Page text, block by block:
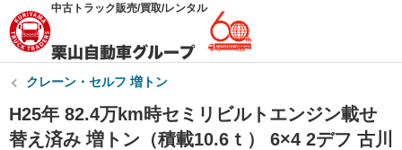
中古トラック販売/買取/レンタル
クレーン・セルフ 増トン
H25年 82.4万km時セミリビルトエンジン載せ
替え済み 増トン（積載10.6ｔ） 6×4 2デフ 古川